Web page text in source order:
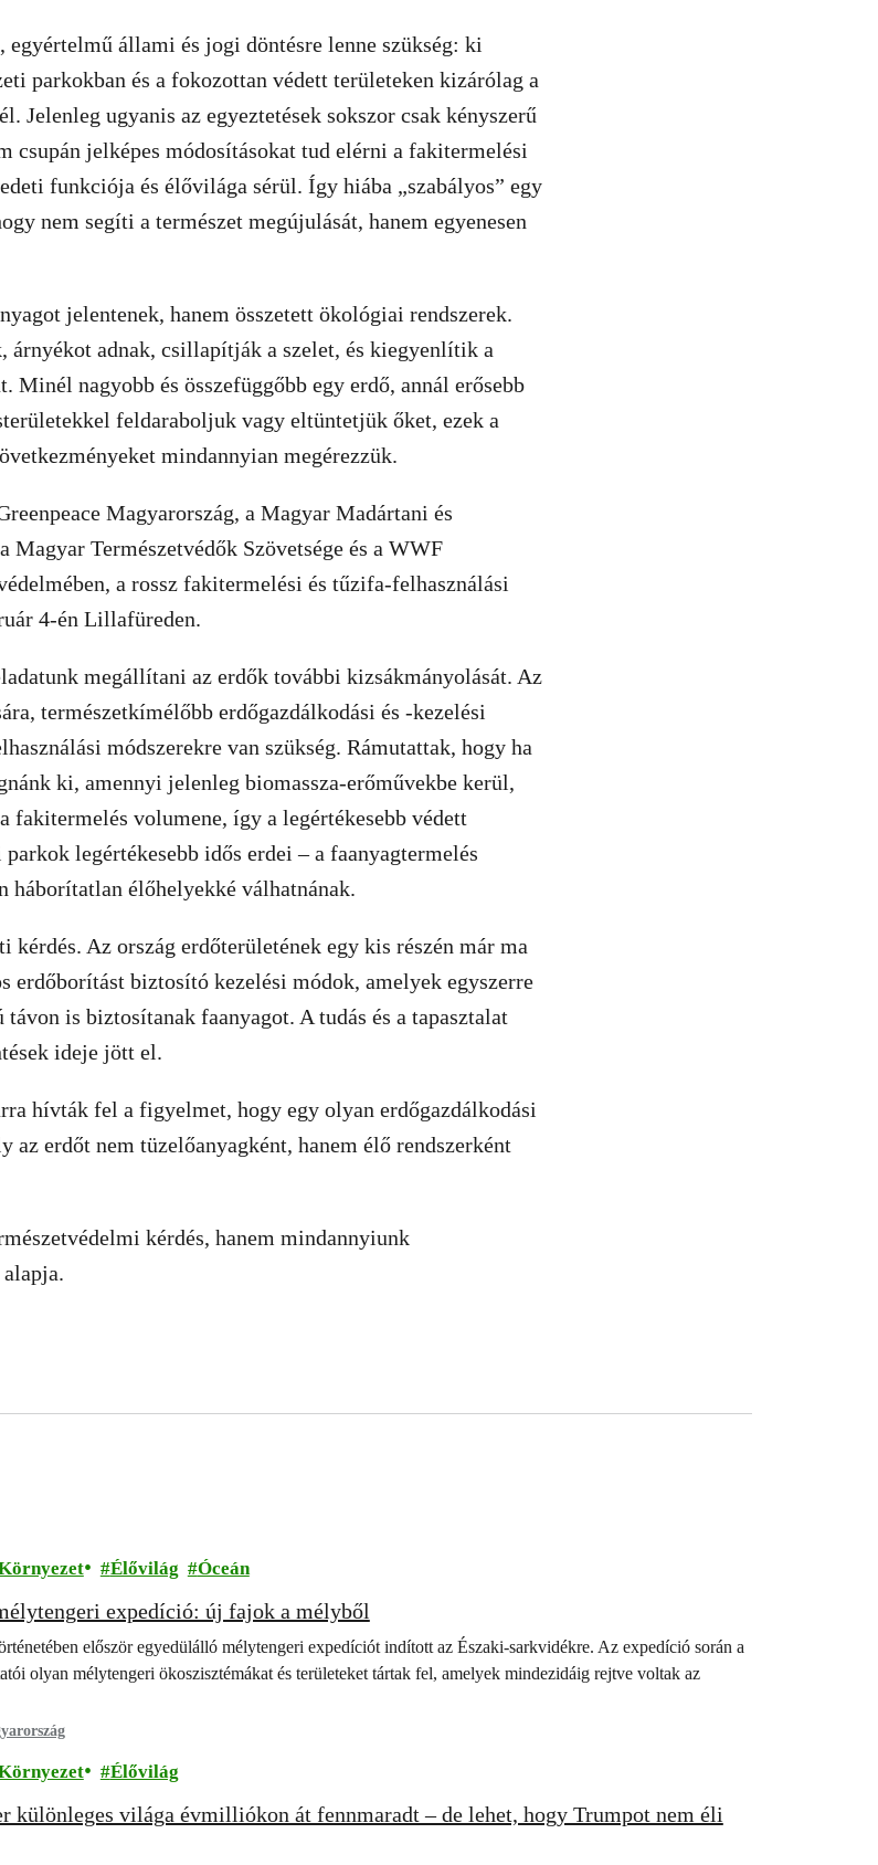
egyértelmű állami és jogi döntésre lenne szükség: ki
parkokban és a fokozottan védett területeken kizárólag a
Jelenleg ugyanis az egyeztetések sokszor csak kényszerű
csupán jelképes módosításokat tud elérni a fakitermelési
funkciója és élővilága sérül. Így hiába „szabályos” egy
nem segíti a természet megújulását, hanem egyenesen
jelentenek, hanem összetett ökológiai rendszerek.
árnyékot adnak, csillapítják a szelet, és kiegyenlítik a
Minél nagyobb és összefüggőbb egy erdő, annál erősebb
feldaraboljuk vagy eltüntetjük őket, ezek a
mindannyian megérezzük.
Magyarország, a Magyar Madártani és
Magyar Természetvédők Szövetsége és a WWF
a rossz fakitermelési és tűzifa-felhasználási
4-én Lillafüreden.
megállítani az erdők további kizsákmányolását. Az
természetkímélőbb erdőgazdálkodási és -kezelési
módszerekre van szükség. Rámutattak, hogy ha
ki, amennyi jelenleg biomassza-erőművekbe kerül,
fakitermelés volumene, így a legértékesebb védett
legértékesebb idős erdei – a faanyagtermelés
háborítatlan élőhelyekké válhatnának.
kérdés. Az ország erdőterületének egy kis részén már ma
erdőborítást biztosító kezelési módok, amelyek egyszerre
is biztosítanak faanyagot. A tudás és a tapasztalat
ideje jött el.
hívták fel a figyelmet, hogy egy olyan erdőgazdálkodási
az erdőt nem tüzelőanyagként, hanem élő rendszerként
kérdés, hanem mindannyiunk
Élővilág Óceán
expedíció: új fajok a mélyből
először egyedülálló mélytengeri expedíciót indított az Északi-sarkvidékre. Az expedíció során a
olyan mélytengeri ökoszisztémákat és területeket tártak fel, amelyek mindezidáig rejtve voltak az
Élővilág
különleges világa évmilliókon át fennmaradt – de lehet, hogy Trumpot nem éli